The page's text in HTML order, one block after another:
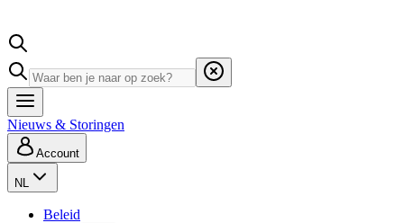
Nieuws & Storingen
Account
NL
Beleid